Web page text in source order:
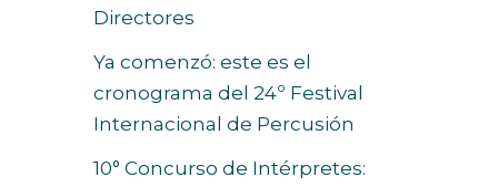
Directores
Ya comenzó: este es el
cronograma del 24º Festival
Internacional de Percusión
10° Concurso de Intérpretes: